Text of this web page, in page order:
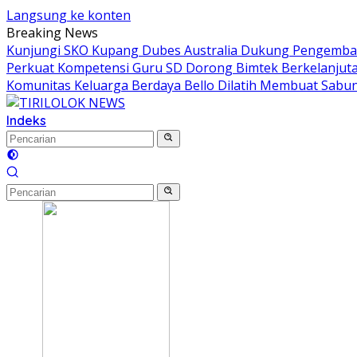
Langsung ke konten
Breaking News
Kunjungi SKO Kupang Dubes Australia Dukung
Perkuat Kompetensi Guru SD Dorong Bimtek
Komunitas Keluarga Berdaya Bello Dilatih Membuat
Indeks